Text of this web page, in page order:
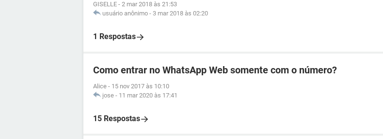
GISELLE - 2 mar 2018 às 21:53
usuário anônimo - 3 mar 2018 às 02:20
1 Respostas
Como entrar no WhatsApp Web somente com o número?
Alice - 15 nov 2017 às 10:10
jose - 11 mar 2020 às 17:41
15 Respostas